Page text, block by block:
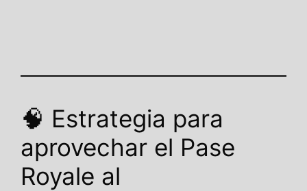
🧠 Estrategia para
aprovechar el Pase
Royale al